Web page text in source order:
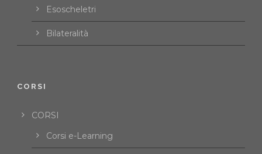
Esoscheletri
Bilateralità
CORSI
CORSI
Corsi e-Learning